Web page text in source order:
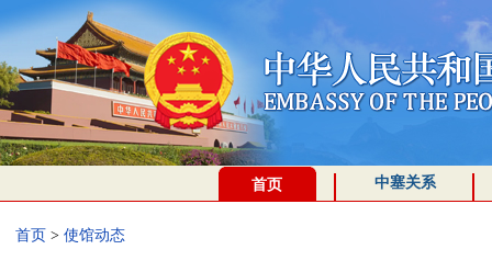
首页 中塞关系
首页 > 使馆动态